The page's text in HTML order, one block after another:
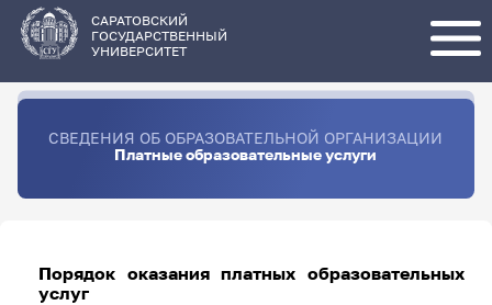
основному
содержанию
САРАТОВСКИЙ
ГОСУДАРСТВЕННЫЙ
УНИВЕРСИТЕТ
СВЕДЕНИЯ ОБ ОБРАЗОВАТЕЛЬНОЙ ОРГАНИЗАЦИИ
Платные образовательные услуги
Порядок оказания платных образовательных
услуг